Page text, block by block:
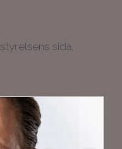
styrelsens sida.